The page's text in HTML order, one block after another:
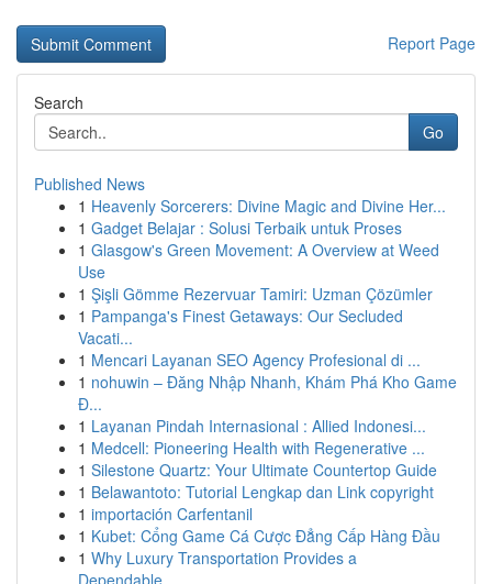
Report Page
Search
Go
Published News
1 Heavenly Sorcerers: Divine Magic and Divine Her...
1 Gadget Belajar : Solusi Terbaik untuk Proses
1 Glasgow's Green Movement: A Overview at Weed
Use
1 Şişli Gömme Rezervuar Tamiri: Uzman Çözümler
1 Pampanga's Finest Getaways: Our Secluded
Vacati...
1 Mencari Layanan SEO Agency Profesional di ...
1 nohuwin – Đăng Nhập Nhanh, Khám Phá Kho Game
Đ...
1 Layanan Pindah Internasional : Allied Indonesi...
1 Medcell: Pioneering Health with Regenerative ...
1 Silestone Quartz: Your Ultimate Countertop Guide
1 Belawantoto: Tutorial Lengkap dan Link copyright
1 importación Carfentanil
1 Kubet: Cổng Game Cá Cược Đẳng Cấp Hàng Đầu
1 Why Luxury Transportation Provides a
Dependable...